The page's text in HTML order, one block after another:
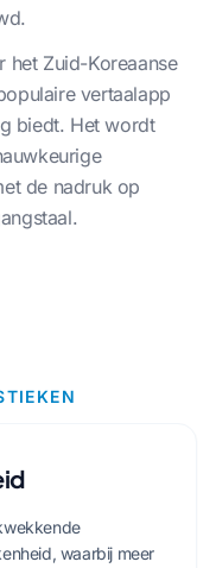
Zuid-Koreaanse
vertaalapp
biedt. Het wordt
de nadruk op
waarbij meer